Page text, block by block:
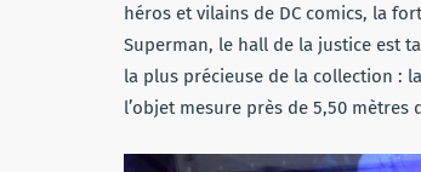
héros et vilains de DC comics, la
Superman, le hall de la justice est
la plus précieuse de la collection :
l’objet mesure près de 5,50